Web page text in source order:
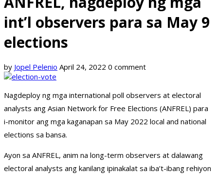
int’l observers para sa May 9
elections
by Jopel Pelenio April 24, 2022 0 comment
Nagdeploy ng mga international poll observers at electoral
analysts ang Asian Network for Free Elections (ANFREL) para
i-monitor ang mga kaganapan sa May 2022 local and national
elections sa bansa.
Ayon sa ANFREL, anim na long-term observers at dalawang
electoral analysts ang kanilang ipinakalat sa iba’t-ibang rehiyon